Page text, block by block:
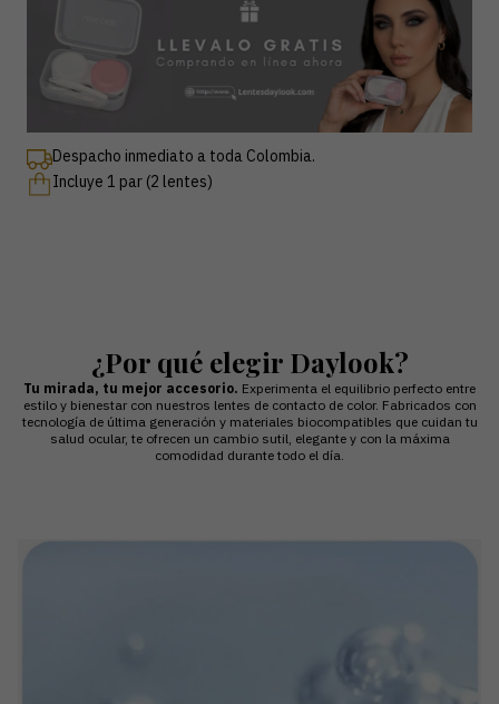
Despacho inmediato a toda Colombia.
Incluye 1 par (2 lentes)
¿Por qué elegir Daylook?
Tu mirada, tu mejor accesorio. Experimenta el equilibrio perfecto entre
estilo y bienestar con nuestros lentes de contacto de color. Fabricados con
tecnología de última generación y materiales biocompatibles que cuidan tu
salud ocular, te ofrecen un cambio sutil, elegante y con la máxima
comodidad durante todo el día.